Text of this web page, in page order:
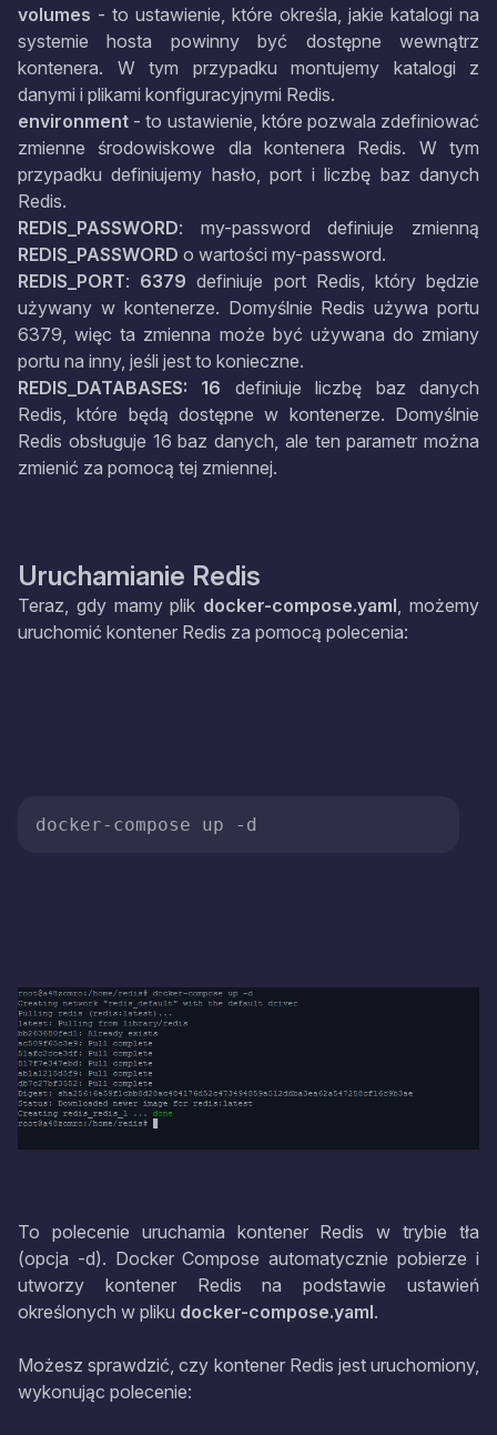
volumes - to ustawienie, które określa, jakie katalogi na
systemie hosta powinny być dostępne wewnątrz
kontenera. W tym przypadku montujemy katalogi z
danymi i plikami konfiguracyjnymi Redis.
environment - to ustawienie, które pozwala zdefiniować
zmienne środowiskowe dla kontenera Redis. W tym
przypadku definiujemy hasło, port i liczbę baz danych
Redis.
REDIS_PASSWORD: my-password definiuje zmienną
REDIS_PASSWORD o wartości my-password.
REDIS_PORT: 6379 definiuje port Redis, który będzie
używany w kontenerze. Domyślnie Redis używa portu
6379, więc ta zmienna może być używana do zmiany
portu na inny, jeśli jest to konieczne.
REDIS_DATABASES: 16 definiuje liczbę baz danych
Redis, które będą dostępne w kontenerze. Domyślnie
Redis obsługuje 16 baz danych, ale ten parametr można
zmienić za pomocą tej zmiennej.
Uruchamianie Redis
Teraz, gdy mamy plik docker-compose.yaml, możemy
uruchomić kontener Redis za pomocą polecenia:
docker-compose up -d
To polecenie uruchamia kontener Redis w trybie tła
(opcja -d). Docker Compose automatycznie pobierze i
utworzy kontener Redis na podstawie ustawień
określonych w pliku docker-compose.yaml.
Możesz sprawdzić, czy kontener Redis jest uruchomiony,
wykonując polecenie: